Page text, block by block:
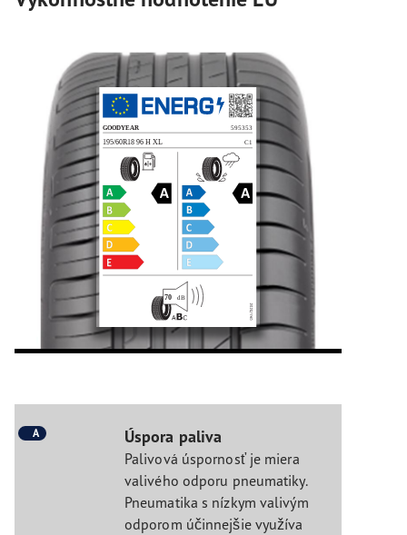
A Úspora paliva
Palivová úspornosť je miera
valivého odporu pneumatiky.
Pneumatika s nízkym valivým
odporom účinnejšie využíva